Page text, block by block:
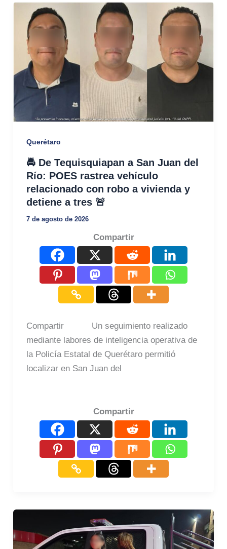
Querétaro
🚔 De Tequisquiapan a San Juan del
Río: POES rastrea vehículo
relacionado con robo a vivienda y
detiene a tres 🚨
7 de agosto de 2026
Compartir
Compartir Un seguimiento realizado
mediante labores de inteligencia operativa de
la Policía Estatal de Querétaro permitió
localizar en San Juan del
Compartir